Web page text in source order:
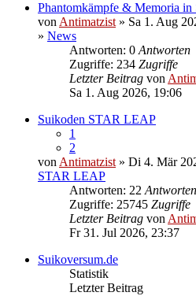
Phantomkämpfe & Memoria
vonAntimatzist» Sa 1. Aug
» News
Antworten: 0Antworten
Zugriffe: 234 Zugriffe
Letzter Beitrag von
Sa 1. Aug 2026, 19:06
Suikoden STAR LEAP
1
2
vonAntimatzist» Di 4. Mär
STAR LEAP
Antworten: 22Antworten
Zugriffe: 25745 Zugriffe
Letzter Beitrag von
Fr 31. Jul 2026, 23:37
Suikoversum.de
Statistik
Letzter Beitrag